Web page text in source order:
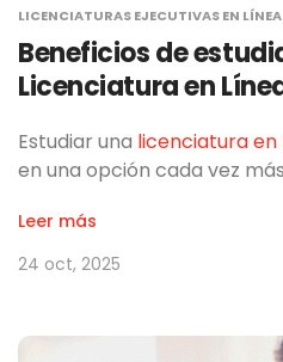
LICENCIATURAS EJECUTIVAS EN LÍNEA
Beneficios de
Licenciatura en
Estudiar una licenciatura en
en una opción cada vez
Leer más
24 oct, 2025